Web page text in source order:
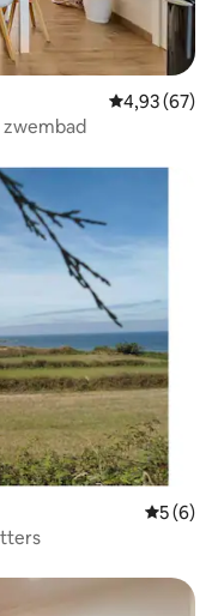
Gemiddelde
4,93 (67)
zwembad
5 (6)